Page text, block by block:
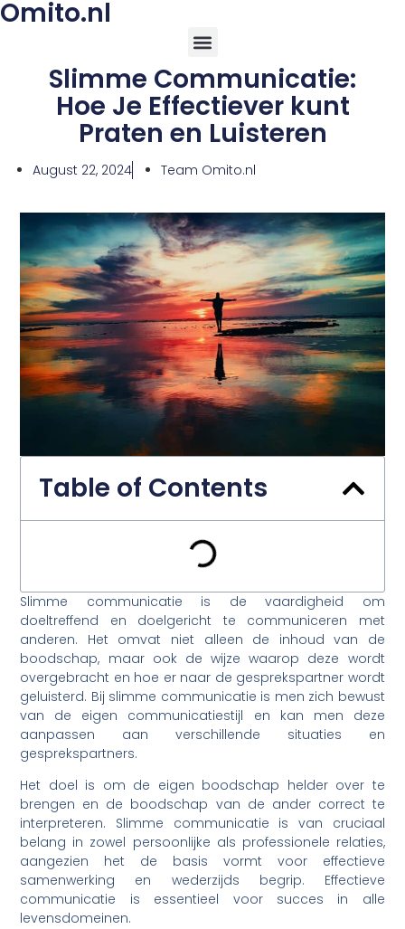
Omito.nl
Slimme Communicatie:
Hoe Je Effectiever kunt
Praten en Luisteren
August 22, 2024 Team Omito.nl
Table of Contents
Slimme communicatie is de vaardigheid om
doeltreffend en doelgericht te communiceren met
anderen. Het omvat niet alleen de inhoud van de
boodschap, maar ook de wijze waarop deze wordt
overgebracht en hoe er naar de gesprekspartner wordt
geluisterd. Bij slimme communicatie is men zich bewust
van de eigen communicatiestijl en kan men deze
aanpassen aan verschillende situaties en
gesprekspartners.
Het doel is om de eigen boodschap helder over te
brengen en de boodschap van de ander correct te
interpreteren. Slimme communicatie is van cruciaal
belang in zowel persoonlijke als professionele relaties,
aangezien het de basis vormt voor effectieve
samenwerking en wederzijds begrip. Effectieve
communicatie is essentieel voor succes in alle
levensdomeinen.